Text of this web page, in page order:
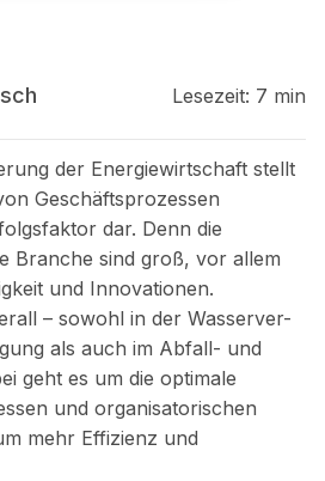
Lesezeit: 7 min
der Energiewirtschaft stellt
Geschäftsprozessen
dar. Denn die
Branche sind groß, vor allem
und Innovationen.
– sowohl in der Wasserver-
als auch im Abfall- und
geht es um die optimale
und organisatorischen
mehr Effizienz und